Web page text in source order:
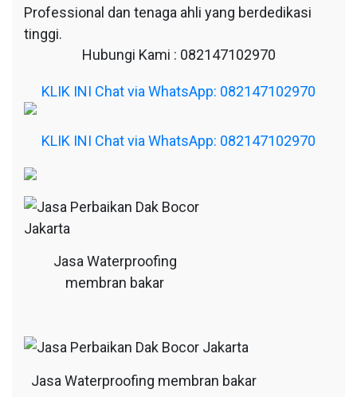
Professional dan tenaga ahli yang berdedikasi
tinggi.
Hubungi Kami : 082147102970
KLIK INI Chat via WhatsApp: 082147102970
KLIK INI Chat via WhatsApp: 082147102970
Jasa Waterproofing
membran bakar
Jasa Waterproofing membran bakar